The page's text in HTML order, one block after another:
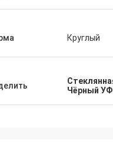
Круглый
Чёрный